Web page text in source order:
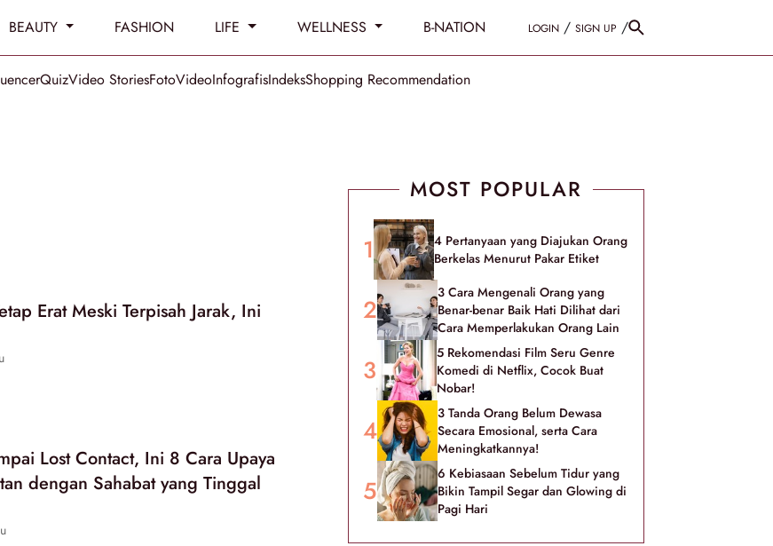
BEAUTY FASHION LIFE WELLNESS B-NATION LOGIN / SIGN UP /
QuizVideo StoriesFotoVideoInfografisIndeksShopping Recommendation
Erat Meski Terpisah Jarak, Ini
Lost Contact, Ini 8 Cara Upaya
dengan Sahabat yang Tinggal
MOST POPULAR
4 Pertanyaan yang Diajukan Orang
Berkelas Menurut Pakar Etiket
3 Cara Mengenali Orang yang
Benar-benar Baik Hati Dilihat dari
Cara Memperlakukan Orang Lain
5 Rekomendasi Film Seru Genre
Komedi di Netflix, Cocok Buat
Nobar!
3 Tanda Orang Belum Dewasa
Secara Emosional, serta Cara
Meningkatkannya!
6 Kebiasaan Sebelum Tidur yang
Bikin Tampil Segar dan Glowing di
Pagi Hari